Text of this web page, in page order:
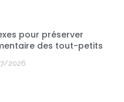
pour préserver
des tout-petits
2026